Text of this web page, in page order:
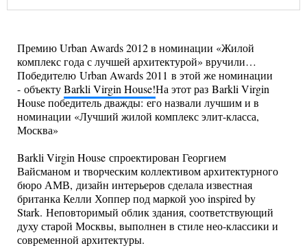
Премию Urban Awards 2012 в номинации «Жилой
комплекс года с лучшей архитектурой» вручили…
Победителю Urban Awards 2011 в этой же номинации
- объектуBarkli Virgin House!На этот раз Barkli Virgin
House победитель дважды: его назвали лучшим и в
номинации «Лучший жилой комплекс элит-класса,
Москва»
Barkli Virgin House спроектирован Георгием
Вайсманом и творческим коллективом архитектурного
бюро АМВ, дизайн интерьеров сделала известная
британка Келли Хоппер под маркой yoo inspired by
Stark. Неповторимый облик здания, соответствующий
духу старой Москвы, выполнен в стиле нео-классики и
современной архитектуры.